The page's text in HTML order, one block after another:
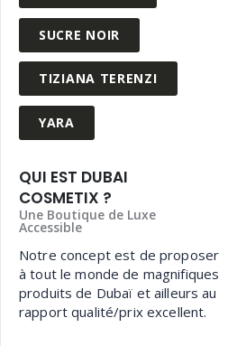
SUCRE NOIR
TIZIANA TERENZI
YARA
QUI EST DUBAI
COSMETIX ?
Une Boutique de Luxe
Accessible
Notre concept est de proposer
à tout le monde de magnifiques
produits de Dubaï et ailleurs au
rapport qualité/prix excellent.